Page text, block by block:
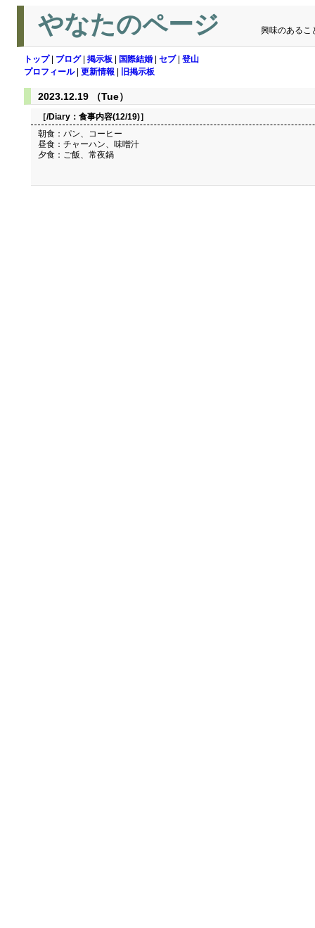
やなたのページ 興味のあるこ
トップ| ブログ| 掲示板 国際結婚 セブ| 登山
プロフィール| 更新情報 旧掲示板
2023.12.19 （Tue）
［/Diary： 食事内容(12/19)］
朝食：パン、コーヒー
昼食：チャーハン、味噌汁
夕食：ご飯、常夜鍋